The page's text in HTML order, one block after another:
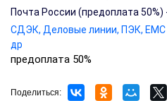
Почта России (предоплата 50%)
СДЭК, Деловые линии, ПЭК, EMC
др
предоплата 50%
Поделиться: